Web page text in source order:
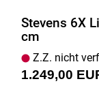
Stevens 6X
cm
Z.Z. nicht
1.249,00